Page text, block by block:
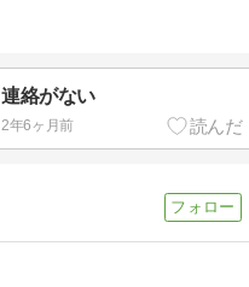
連絡がない
2年6ヶ月前